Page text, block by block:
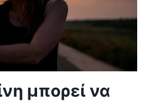
μπορεί να